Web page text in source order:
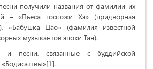
получили названия от фамилии их
– «Пьеса госпожи Хэ» (придворная
«Бабушка Цао» (фамилия известной
музыкантов эпохи Тан).
и песни, связанные с буддийской